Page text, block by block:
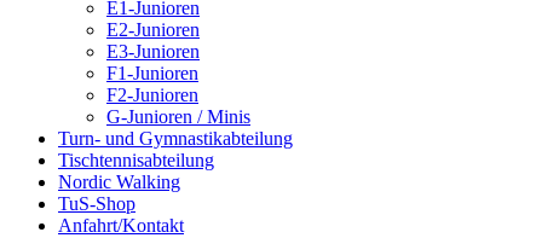
E1-Junioren
E2-Junioren
E3-Junioren
F1-Junioren
F2-Junioren
G-Junioren / Minis
Turn- und Gymnastikabteilung
Tischtennisabteilung
Nordic Walking
TuS-Shop
Anfahrt/Kontakt